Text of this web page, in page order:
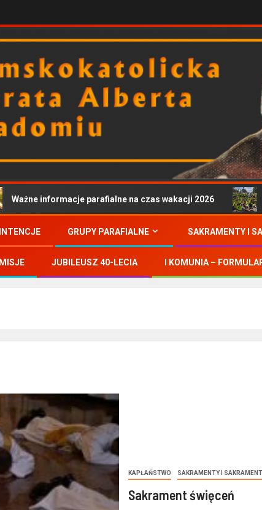
Ważne informacje parafialne na czas wakacji 2026
INTENCJE GRUPY PARAFIALNE SAKRAMENTY I
MISJE JUBILEUSZ 40-LECIA I KOMUNIA –
KAPŁAŃSTWO SAKRAMENTY I
Sakrament święceń